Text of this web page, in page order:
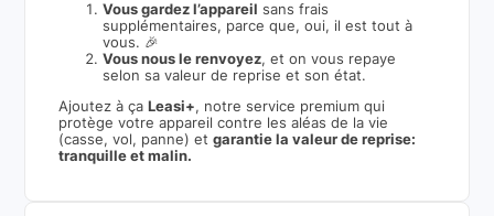
Vous gardez l’appareil sans frais
supplémentaires, parce que, oui, il est tout à
vous. 🎉
Vous nous le renvoyez, et on vous repaye
selon sa valeur de reprise et son état.
Ajoutez à ça Leasi+, notre service premium qui
protège votre appareil contre les aléas de la vie
(casse, vol, panne) etgarantie la valeur de reprise:
tranquille et malin.